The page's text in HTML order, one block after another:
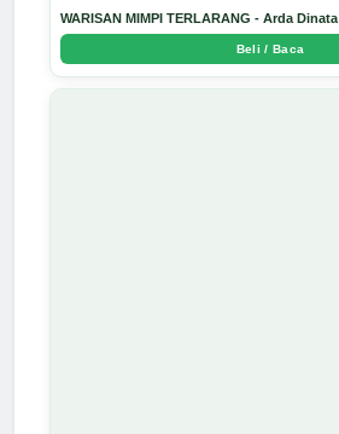
WARISAN MIMPI TERLARANG - Arda Dinata
Beli / Baca